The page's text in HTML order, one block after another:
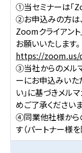
①当セミナーは「
②お申込みの方は
Zoomクライアント
お願いいたします。
https://zoom.us/
③当社からのメル
ーにお申込みいた
い」に基づきメル
めご了承くださいま
④同業他社様から
す（パートナー様を